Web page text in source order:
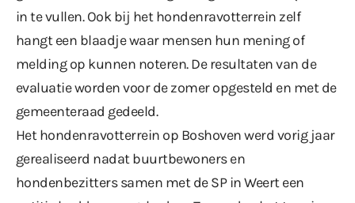
in te vullen. Ook bij het hondenravotterrein zelf
hangt een blaadje waar mensen hun mening of
melding op kunnen noteren. De resultaten van de
evaluatie worden voor de zomer opgesteld en met de
gemeenteraad gedeeld.
Het hondenravotterrein op Boshoven werd vorig jaar
gerealiseerd nadat buurtbewoners en
hondenbezitters samen met de SP in Weert een